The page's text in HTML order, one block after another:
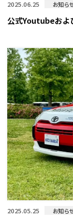
2025.06.25 お知ら
公式Youtubeおよ
2025.05.25 お知ら